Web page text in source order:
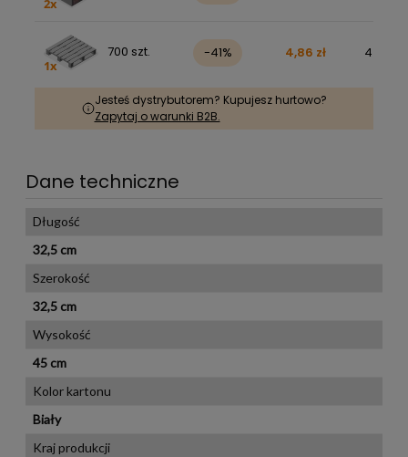
700 szt. -41% 4,86 zł 4
Jesteś dystrybutorem? Kupujesz hurtowo?
Zapytaj o warunki B2B.
Dane techniczne
Długość
32,5 cm
Szerokość
32,5 cm
Wysokość
45 cm
Kolor kartonu
Biały
Kraj produkcji